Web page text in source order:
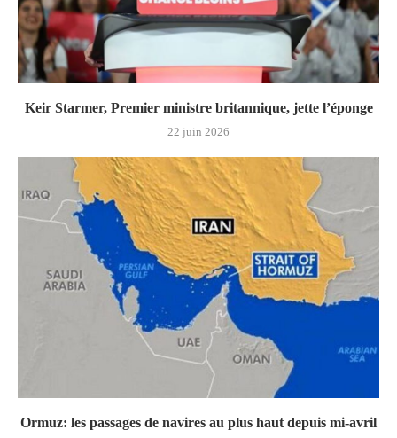
Keir Starmer, Premier ministre britannique, jette l’éponge
22 juin 2026
Ormuz: les passages de navires au plus haut depuis mi-avril